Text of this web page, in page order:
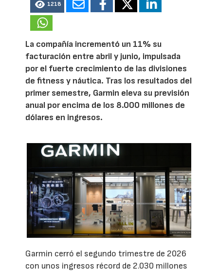
1218
La compañía incrementó un 11% su
facturación entre abril y junio, impulsada
por el fuerte crecimiento de las divisiones
de fitness y náutica. Tras los resultados del
primer semestre, Garmin eleva su previsión
anual por encima de los 8.000 millones de
dólares en ingresos.
Garmin cerró el segundo trimestre de 2026
con unos ingresos récord de 2.030 millones